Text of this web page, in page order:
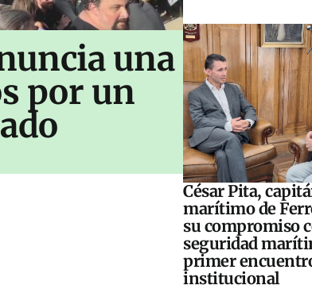
una
por un
César Pita,
marítimo de
su compromiso
seguridad
primer
institucional